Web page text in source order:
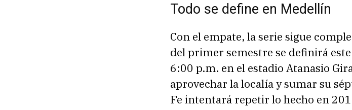
Todo se define en Medellín
Con el empate, la serie sigue
del primer semestre se definirá
6:00 p.m. en el estadio Atanasio
aprovechar la localía y sumar su
Fe intentará repetir lo hecho en